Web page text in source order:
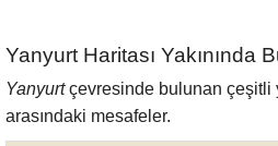
Yanyurt Haritası Yakınında
Yanyurtçevresinde bulunan çeşitli
arasındaki mesafeler.